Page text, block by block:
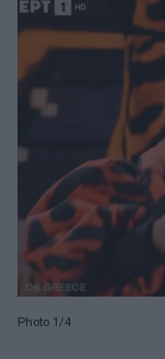
Photo 1/4